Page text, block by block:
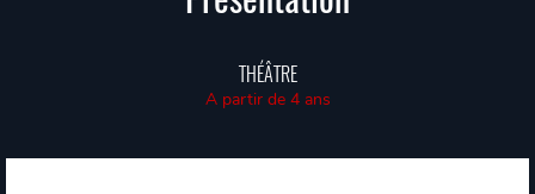
THÉÂTRE
A partir de 4 ans